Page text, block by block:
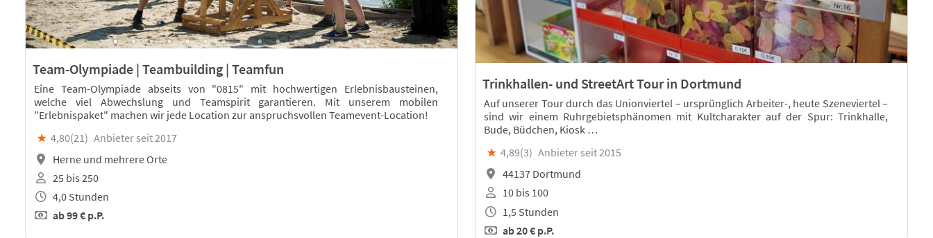
Team-Olympiade | Teambuilding | Teamfun
Eine Team-Olympiade abseits von "0815" mit hochwertigen Erlebnisbausteinen,
welche viel Abwechslung und Teamspirit garantieren. Mit unserem mobilen
"Erlebnispaket" machen wir jede Location zur anspruchsvollen Teamevent-Location!
★ 4,80(21 ) Anbieter seit 2017
Herne und mehrere Orte
25 bis 250
4,0 Stunden
ab99 € p.P.
Trinkhallen- und StreetArt Tour in Dortmund
Auf unserer Tour durch das Unionviertel – ursprünglich Arbeiter-, heute Szeneviertel –
sind wir einem Ruhrgebietsphänomen mit Kultcharakter auf der Spur: Trinkhalle,
Bude, Büdchen, Kiosk …
★ 4,89(3) Anbieter seit 2015
44137 Dortmund
10 bis 100
1,5 Stunden
ab20 € p.P.